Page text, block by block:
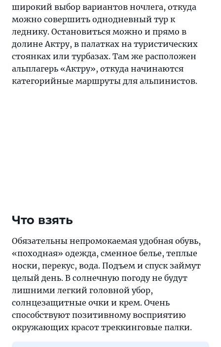
широкий выбор вариантов ночлега, откуда
можно совершить однодневный тур к
леднику. Остановиться можно и прямо в
долине Актру, в палатках на туристических
стоянках или турбазах. Там же расположен
альплагерь «Актру», откуда начинаются
категорийные маршруты для альпинистов.
Что взять
Обязательны непромокаемая удобная обувь,
«походная» одежда, сменное белье, теплые
носки, перекус, вода. Подъем и спуск займут
целый день. В солнечную погоду не будут
лишними легкий головной убор,
солнцезащитные очки и крем. Очень
способствуют позитивному восприятию
окружающих красот треккинговые палки.